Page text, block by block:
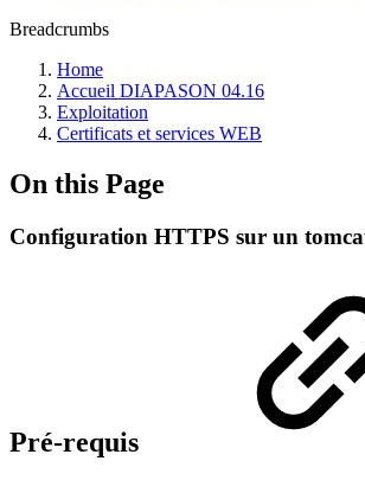
Breadcrumbs
Home
Accueil DIAPASON 04.16
Exploitation
Certificats et services WEB
On this Page
Configuration HTTPS sur un
Pré-requis